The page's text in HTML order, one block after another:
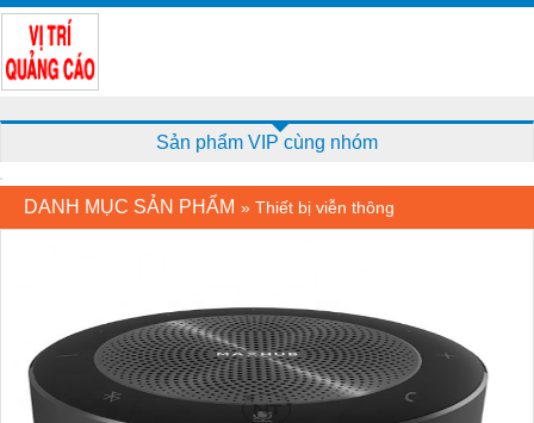
Sản phẩm VIP cùng nhóm
DANH MỤC SẢN PHẨM » Thiết bị viễn thông